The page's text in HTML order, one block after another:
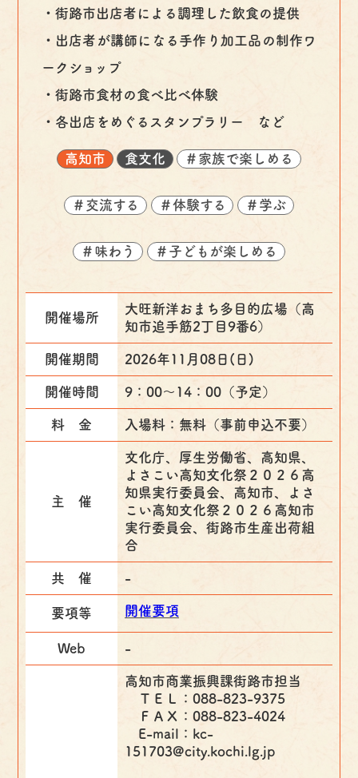
・街路市出店者による調理した飲食の提供
・出店者が講師になる手作り加工品の制作ワ
ークショップ
・街路市食材の食べ比べ体験
・各出店をめぐるスタンプラリー など
高知市 食文化 ＃家族で楽しめる
＃交流する ＃体験する ＃学ぶ
＃味わう ＃子どもが楽しめる
開催場所
大旺新洋おまち多目的広場（高
知市追手筋2丁目9番6）
開催期間 2026年11月08日(日)
開催時間 9：00～14：00（予定）
料 金 入場料：無料（事前申込不要）
主 催
文化庁、厚生労働省、高知県、
よさこい高知文化祭２０２６高
知県実行委員会、高知市、よさ
こい高知文化祭２０２６高知市
実行委員会、街路市生産出荷組
合
共 催 -
要項等 開催要項
Web -
高知市商業振興課街路市担当
ＴＥＬ：088-823-9375
ＦＡＸ：088-823-4024
E-mail：kc-
151703@city.kochi.lg.jp